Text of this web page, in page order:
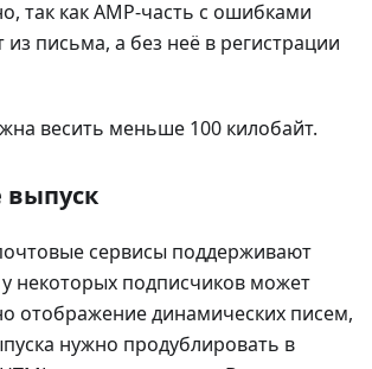
так как AMP-часть с ошибками
из письма, а без неё в регистрации
весить меньше 100 килобайт.
выпуск
сервисы поддерживают
некоторых подписчиков может
отображение динамических писем,
нужно продублировать в